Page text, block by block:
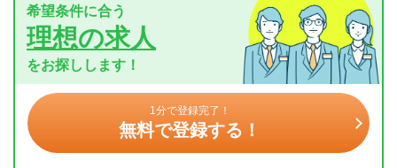
希望条件に合う
理想の求人
をお探しします！
1分で登録完了！
無料で登録する！